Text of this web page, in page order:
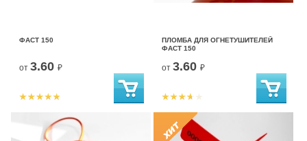
ФАСТ 150
от 3.60 ₽
ПЛОМБА ДЛЯ ОГНЕТУШИТЕЛЕЙ
ФАСТ 150
от 3.60 ₽